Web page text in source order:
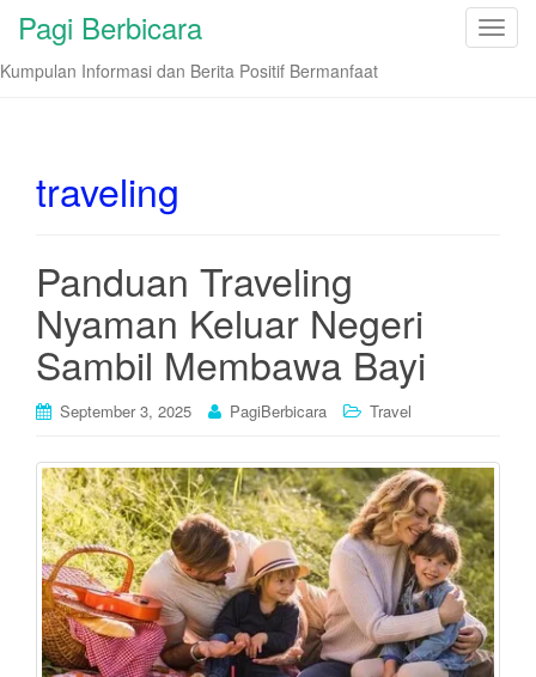
T
Pagi Berbicara
Kumpulan Informasi dan Berita Positif Bermanfaat
traveling
Panduan Traveling
Nyaman Keluar Negeri
Sambil Membawa Bayi
September 3, 2025 PagiBerbicara Travel